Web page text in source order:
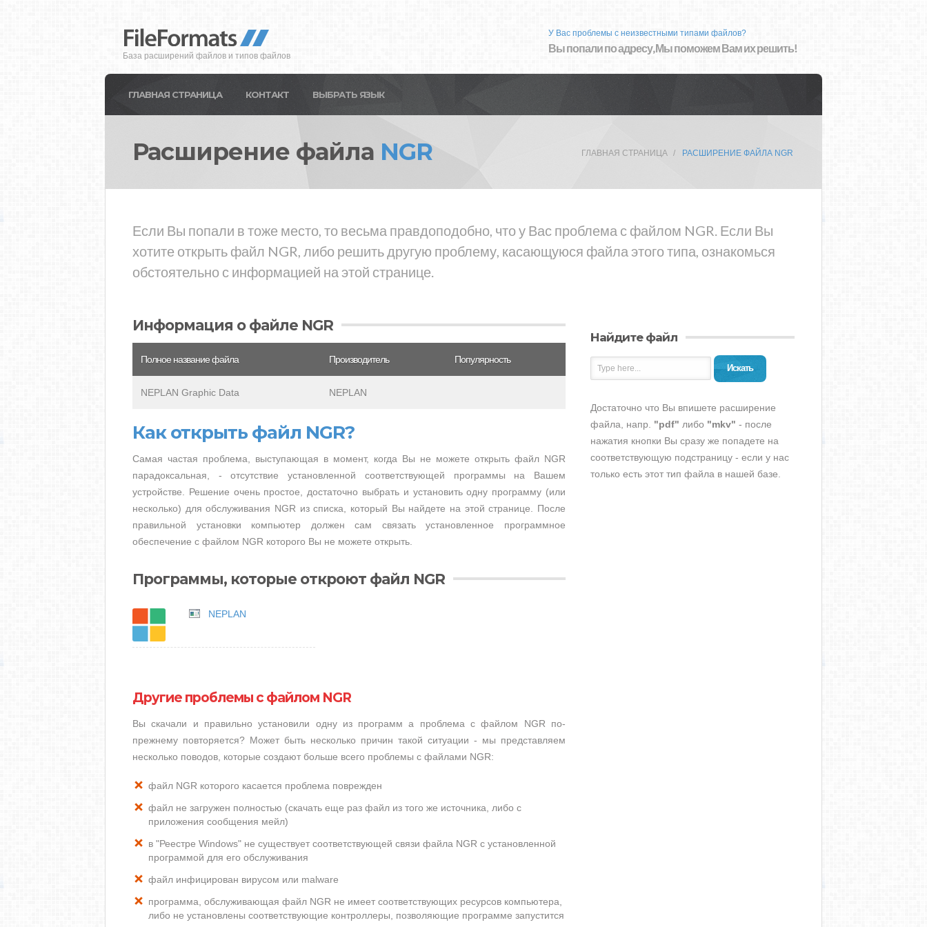
База расширений файлов и типов файлов
У Вас проблемы с неизвестными типами файлов?
Вы попали по адресу, Мы поможем Вам их решить!
ГЛАВНАЯ СТРАНИЦА КОНТАКТ ВЫБРАТЬ ЯЗЫК
Расширение файла NGR ГЛАВНАЯ СТРАНИЦА РАСШИРЕНИЕ ФАЙЛА NGR
Если Вы попали в тоже место, то весьма правдоподобно, что у Вас проблема с файлом NGR. Если Вы
хотите открыть файл NGR, либо решить другую проблему, касающуюся файла этого типа, ознакомься
обстоятельно с информацией на этой странице.
Информация о файле NGR
Полное название файла Производитель Популярность
NEPLAN Graphic Data NEPLAN
Как открыть файл NGR?
Самая частая проблема, выступающая в момент, когда Вы не можете открыть файл NGR
парадоксальная, - отсутствие установленной соответствующей программы на Вашем
устройстве. Решение очень простое, достаточно выбрать и установить одну программу (или
несколько) для обслуживания NGR из списка, который Вы найдете на этой странице. После
правильной установки компьютер должен сам связать установленное программное
обеспечение с файлом NGR которого Вы не можете открыть.
Программы, которые откроют файл NGR
NEPLAN
Другие проблемы с файлом NGR
Вы скачали и правильно установили одну из программ а проблема с файлом NGR по-
прежнему повторяется? Может быть несколько причин такой ситуации - мы представляем
несколько поводов, которые создают больше всего проблемы с файлами NGR:
файл NGR которого касается проблема поврежден
файл не загружен полностью (скачать еще раз файл из того же источника, либо с
приложения сообщения мейл)
в "Реестре Windows" не существует соответствующей связи файла NGR с установленной
программой для его обслуживания
файл инфицирован вирусом или malware
программа, обслуживающая файл NGR не имеет соответствующих ресурсов компьютера,
либо не установлены соответствующие контроллеры, позволяющие программе запустится
Найдите файл
Искать
Достаточно что Вы впишете расширение
файла, напр. "pdf" либо "mkv" - после
нажатия кнопки Вы сразу же попадете на
соответствующую подстраницу - если у нас
только есть этот тип файла в нашей базе.